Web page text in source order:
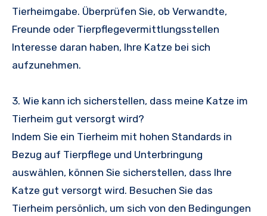
Tierheimgabe. Überprüfen Sie, ob Verwandte,
Freunde oder Tierpflegevermittlungsstellen
Interesse daran haben, Ihre Katze bei sich
aufzunehmen.
3. Wie kann ich sicherstellen, dass meine Katze im
Tierheim gut versorgt wird?
Indem Sie ein Tierheim mit hohen Standards in
Bezug auf Tierpflege und Unterbringung
auswählen, können Sie sicherstellen, dass Ihre
Katze gut versorgt wird. Besuchen Sie das
Tierheim persönlich, um sich von den Bedingungen